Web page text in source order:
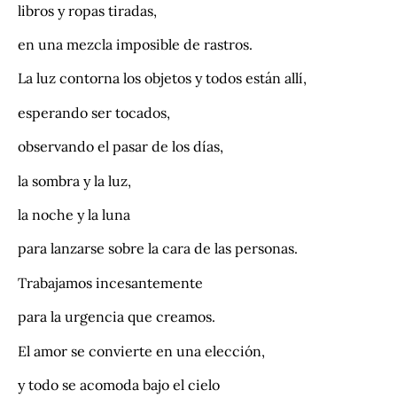
libros y ropas tiradas,
en una mezcla imposible de rastros.
La luz contorna los objetos y todos están allí,
esperando ser tocados,
observando el pasar de los días,
la sombra y la luz,
la noche y la luna
para lanzarse sobre la cara de las personas.
Trabajamos incesantemente
para la urgencia que creamos.
El amor se convierte en una elección,
y todo se acomoda bajo el cielo